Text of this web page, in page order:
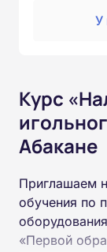
У
Курс
Абакане
Приглашаем
обучения по
«Первой